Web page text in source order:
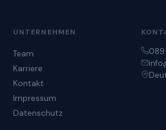
UNTERNEHMEN
Team
Karriere
Kontakt
Impressum
Datenschutz
089